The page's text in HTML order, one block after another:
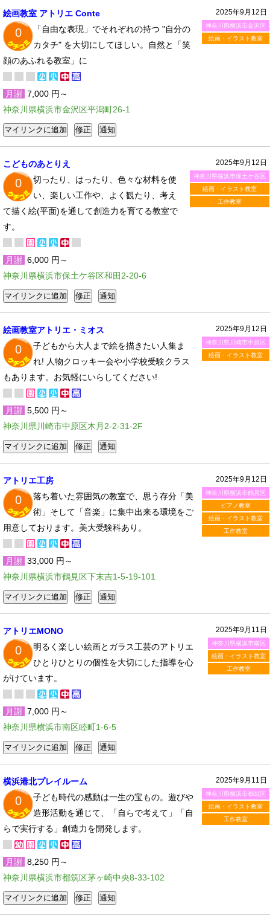
2025年9月12日
神奈川県横浜市金沢区
絵画・イラスト教室
絵画教室 アトリエ Conte
0
「自由な表現」でそれぞれの持つ "自分の
カタチ" を大切にしてほしい。自然と「笑
顔のあふれる教室」に
月謝 7,000 円～
神奈川県横浜市金沢区平潟町26-1
2025年9月12日
神奈川県横浜市保土ケ谷区
絵画・イラスト教室
工作教室
こどものあとりえ
0
切ったり、はったり、色々な材料を使
い、楽しい工作や、よく観たり、考え
て描く絵(平面)を通して創造力を育てる教室で
す。
月謝 6,000 円～
神奈川県横浜市保土ケ谷区和田2-20-6
2025年9月12日
神奈川県川崎市中原区
絵画・イラスト教室
絵画教室アトリエ・ミオス
0
子どもから大人まで絵を描きたい人集ま
れ! 人物クロッキー会や小学校受験クラス
もあります。お気軽にいらしてください!
月謝 5,500 円～
神奈川県川崎市中原区木月2-2-31-2F
2025年9月12日
神奈川県横浜市鶴見区
ピアノ教室
絵画・イラスト教室
工作教室
アトリエ工房
0
落ち着いた雰囲気の教室で、思う存分「美
術」そして「音楽」に集中出来る環境をご
用意しております。美大受験科あり。
月謝 33,000 円～
神奈川県横浜市鶴見区下末吉1-5-19-101
2025年9月11日
神奈川県横浜市南区
絵画・イラスト教室
工作教室
アトリエMONO
0
明るく楽しい絵画とガラス工芸のアトリエ
ひとりひとりの個性を大切にした指導を心
がけています。
月謝 7,000 円～
神奈川県横浜市南区睦町1-6-5
2025年9月11日
神奈川県横浜市都筑区
絵画・イラスト教室
工作教室
横浜港北プレイルーム
0
子ども時代の感動は一生の宝もの。遊びや
造形活動を通じて、「自らで考えて」「自
らで実行する」創造力を開発します。
月謝 8,250 円～
神奈川県横浜市都筑区茅ヶ崎中央8-33-102